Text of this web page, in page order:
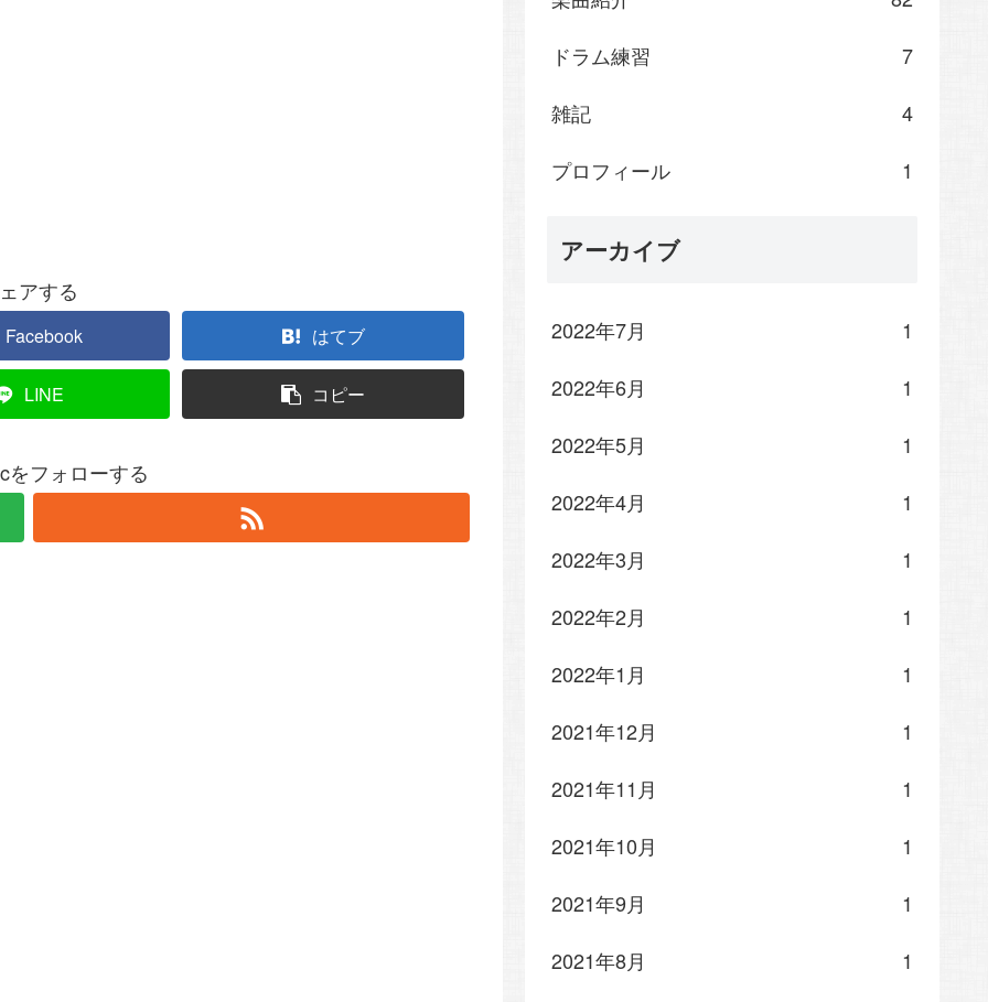
アする
Facebook はてブ
LINE コピー
をフォローする
ドラム練習
7
雑記
4
プロフィール
1
アーカイブ
2022年7月
1
2022年6月
1
2022年5月
1
2022年4月
1
2022年3月
1
2022年2月
1
2022年1月
1
2021年12月
1
2021年11月
1
2021年10月
1
2021年9月
1
2021年8月
1